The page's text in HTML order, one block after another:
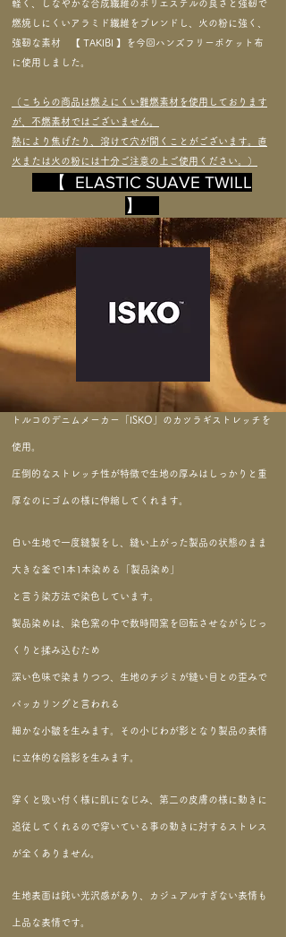
軽く、しなやかな合成繊維のポリエステルの良さと強靭で
燃焼しにくいアラミド繊維をブレンドし、火の粉に強く、
強靭な素材 【 TAKIBI 】を今回ハンズフリーポケット布
に使用しました。
（こちらの商品は燃えにくい難燃素材を使用しております
が、不燃素材ではございません。
熱により焦げたり、溶けて穴が開くことがございます。直
火または火の粉には十分ご注意の上ご使用ください。）
【​ ​ELASTIC SUAVE TWILL
】
トルコのデニムメーカー「ISKO」のカツラギストレッチを
使用。
圧倒的なストレッチ性が特徴で生地の厚みはしっかりと重
厚なのにゴムの様に伸縮してくれます。
白い生地で一度縫製をし、縫い上がった製品の状態のまま
大きな釜で1本1本染める「製品染め」
と言う染方法で染色しています。
製品染めは、染色窯の中で数時間窯を回転させながらじっ
くりと揉み込むため
深い色味で染まりつつ、生地のチジミが縫い目との歪みで
パッカリングと言われる
​​細かな小皺を生みます。その小じわが影となり製品の表情
に立体的な陰影を生みます。
穿くと吸い付く様に肌になじみ、第二の皮膚の様に動きに
追従してくれるので穿いている事の動きに対するストレス
が全くありません。
生地表面は鈍い光沢感があり、カジュアルすぎない​表情も
上品な表情です。